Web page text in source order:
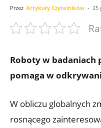
Przez Artykuły Czytelników - 25
Roboty w⁤ badaniach⁢
pomaga w
W obliczu globalnych
rosnącego